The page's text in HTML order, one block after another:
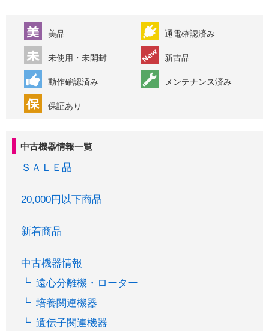
中古機器情報一覧
ＳＡＬＥ品
20,000円以下商品
新着商品
中古機器情報
遠心分離機・ローター
培養関連機器
遺伝子関連機器
美品 通電確認済み
未使用・未開封 新古品
動作確認済み メンテナンス済み
保証あり